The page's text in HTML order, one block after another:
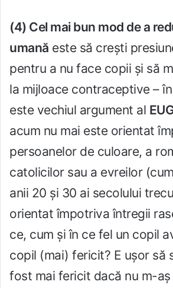
(4) Cel mai bun mod de a
umană este să crești
pentru a nu face copii și să
la mijloace contraceptive –
este vechiul argument al
acum nu mai este orientat
persoanelor de culoare, a
catolicilor sau a evreilor
anii 20 și 30 ai secolului
orientat împotriva întregii
ce, cum și în ce fel un copil
copil (mai) fericit? E ușor să
fost mai fericit dacă nu m-